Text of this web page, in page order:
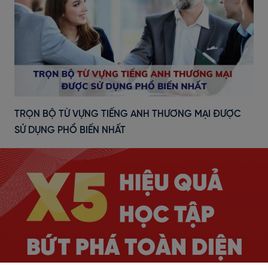
TRỌN BỘ TỪ VỰNG TIẾNG ANH THƯƠNG MẠI ĐƯỢC
SỬ DỤNG PHỔ BIẾN NHẤT